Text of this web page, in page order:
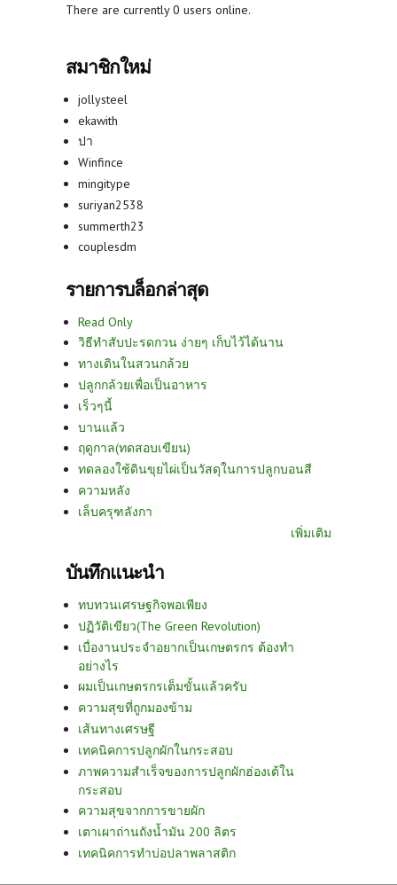
There are currently 0 users online.
สมาชิกใหม่
jollysteel
ekawith
ปา
Winfince
mingitype
suriyan2538
summerth23
couplesdm
รายการบล็อกล่าสุด
Read Only
วิธีทำสับปะรดกวน ง่ายๆ เก็บไว้ได้นาน
ทางเดินในสวนกล้วย
ปลูกกล้วยเพื่อเป็นอาหาร
เร็วๆนี้
บานแล้ว
ฤดูกาล(ทดสอบเขียน)
ทดลองใช้ดินขุยไผ่เป็นวัสดุในการปลูกบอนสี
ความหลัง
เล็บครุฑลังกา
เพิ่มเติม
บันทึกแนะนำ
ทบทวนเศรษฐกิจพอเพียง
ปฏิวัติเขียว(The Green Revolution)
เบื่องานประจำอยากเป็นเกษตรกร ต้องทำ
อย่างไร
ผมเป็นเกษตรกรเต็มขั้นแล้วครับ
ความสุขที่ถูกมองข้าม
เส้นทางเศรษฐี
เทคนิคการปลูกผักในกระสอบ
ภาพความสำเร็จของการปลูกผักฮ่องเต้ใน
กระสอบ
ความสุขจากการขายผัก
เตาเผาถ่านถังน้ำมัน 200 ลิตร
เทคนิคการทำบ่อปลาพลาสติก